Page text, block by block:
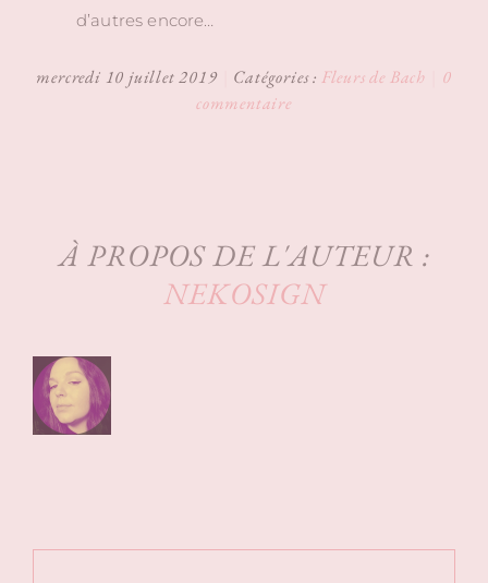
d’autres encore…
mercredi 10 juillet 2019 Catégories : Fleurs de Bach
0
commentaire
À PROPOS DE L'AUTEUR :
NEKOSIGN